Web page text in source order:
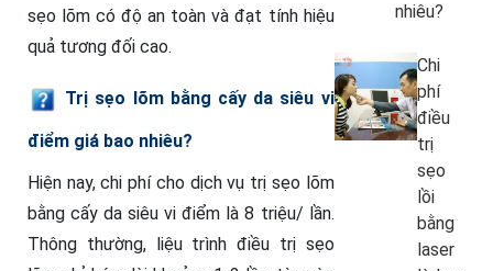
sẹo lõm có độ an toàn và đạt tính hiệu
quả tương đối cao.
Trị sẹo lõm bằng cấy da siêu vi
điểm giá bao nhiêu?
Hiện nay, chi phí cho dịch vụ trị sẹo lõm
bằng cấy da siêu vi điểm là 8 triệu/ lần.
Thông thường, liệu trình điều trị sẹo
nhiêu?
Chi
phí
điều
trị
sẹo
lồi
bằng
laser